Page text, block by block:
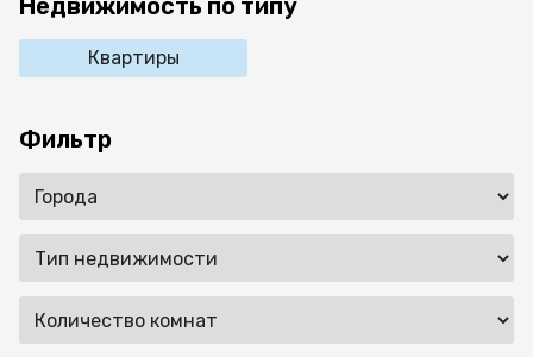
Недвижимость по типу
Квартиры
Фильтр